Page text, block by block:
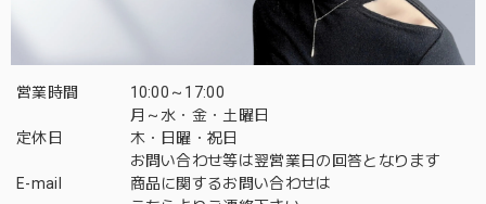
営業時間
10:00～17:00
月～水・金・土曜日
定休日
木・日曜・祝日
お問い合わせ等は翌営業日の回答となります
E-mail
商品に関するお問い合わせは